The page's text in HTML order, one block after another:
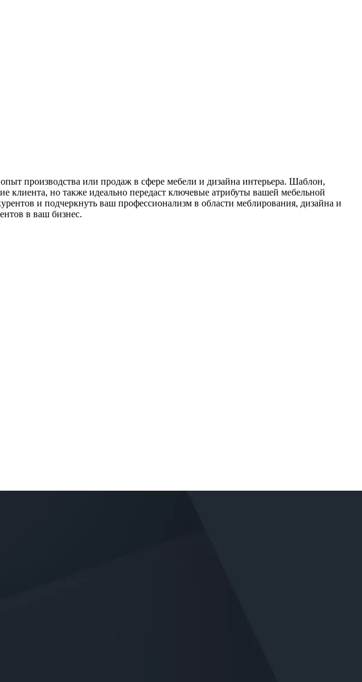
производства или продаж в сфере мебели и дизайна интерьера. Шаблон,
клиента, но также идеально передаст ключевые атрибуты вашей мебельной
и подчеркнуть ваш профессионализм в области меблирования, дизайна и
в ваш бизнес.